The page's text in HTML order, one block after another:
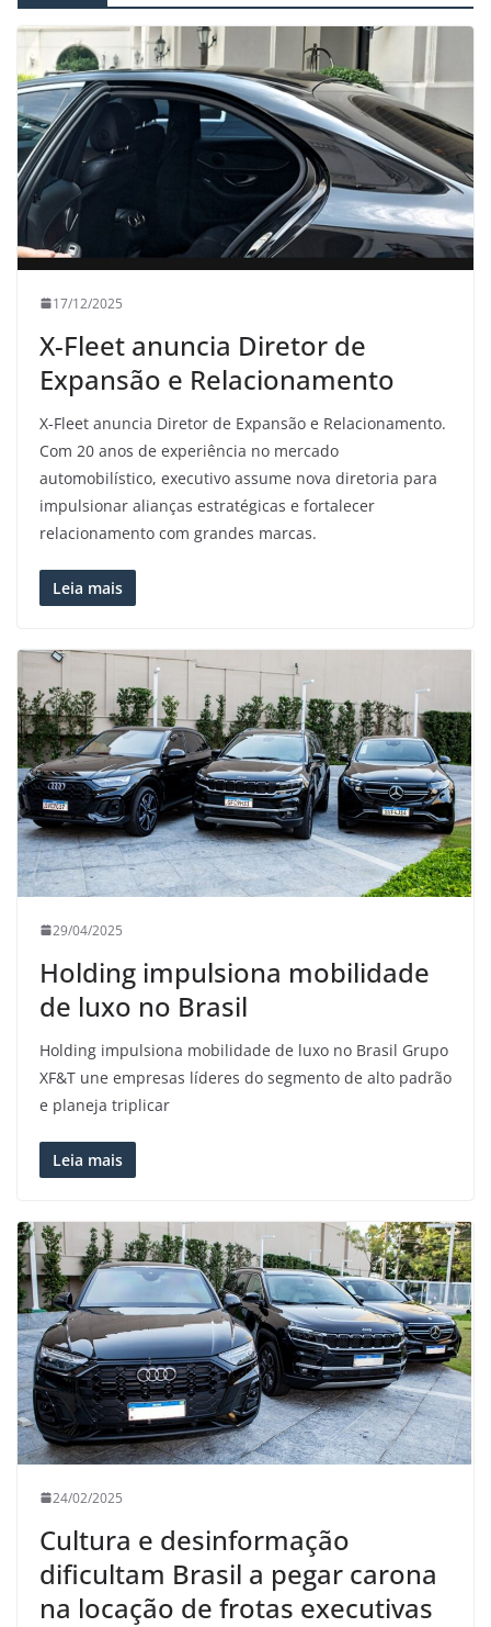
17/12/2025
X-Fleet anuncia Diretor de
Expansão e Relacionamento
X-Fleet anuncia Diretor de Expansão e Relacionamento.
Com 20 anos de experiência no mercado
automobilístico, executivo assume nova diretoria para
impulsionar alianças estratégicas e fortalecer
relacionamento com grandes marcas.
Leia mais
29/04/2025
Holding impulsiona mobilidade
de luxo no Brasil
Holding impulsiona mobilidade de luxo no Brasil Grupo
XF&T une empresas líderes do segmento de alto padrão
e planeja triplicar
Leia mais
24/02/2025
Cultura e desinformação
dificultam Brasil a pegar carona
na locação de frotas executivas